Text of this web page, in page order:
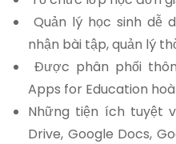
Quản lý học sinh dễ
nhận bài tập, quản lý
Được phân phối
Apps for Education
Những tiện ích tuyệt
Drive, Google Docs,